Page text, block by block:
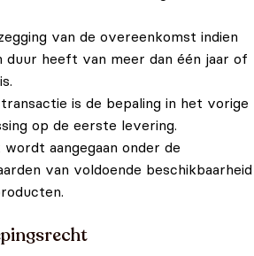
van de overeenkomst indien
duur heeft van meer dan één jaar of
is de bepaling in het vorige
op de eerste levering.
aangegaan onder de
van voldoende beschikbaarheid